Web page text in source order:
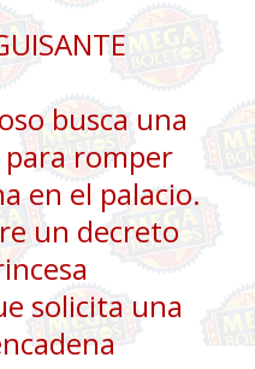
busca una
romper
en el palacio.
un decreto
solicita una